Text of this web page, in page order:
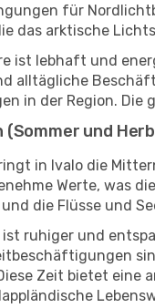
für
das arktische
ist lebhaft und
alltägliche
in der Region. Die
(Sommer und
in Ivalo die
Werte, was
die Flüsse und
ruhiger und
Zeit bietet eine